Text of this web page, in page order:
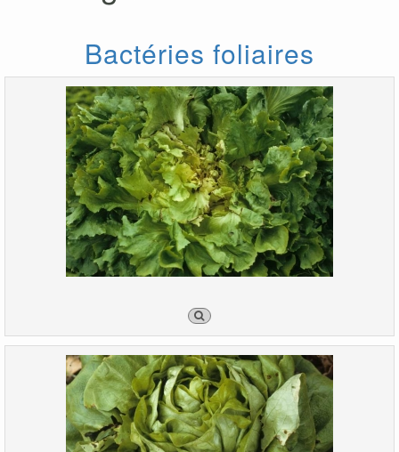
Bactéries foliaires